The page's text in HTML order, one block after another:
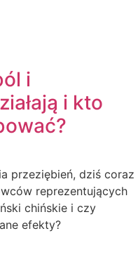
i
i kto
przeziębień, dziś coraz
reprezentujących
chińskie i czy
efekty?